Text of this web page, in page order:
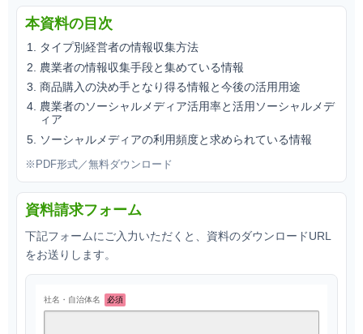
本資料の目次
タイプ別経営者の情報収集方法
農業者の情報収集手段と集めている情報
商品購入の決め手となり得る情報と今後の活用用途
農業者のソーシャルメディア活用率と活用ソーシャルメデ
ィア
ソーシャルメディアの利用頻度と求められている情報
※PDF形式／無料ダウンロード
資料請求フォーム
下記フォームにご入力いただくと、資料のダウンロードURL
をお送りします。
社名・自治体名 必須